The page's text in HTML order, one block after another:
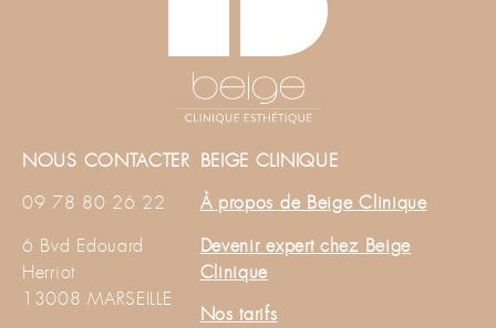
NOUS CONTACTER
09 78 80 26 22
6 Bvd Edouard
Herriot
13008 MARSEILLE
BEIGE CLINIQUE
À propos de Beige Clinique
Devenir expert chez Beige
Clinique
Nos tarifs